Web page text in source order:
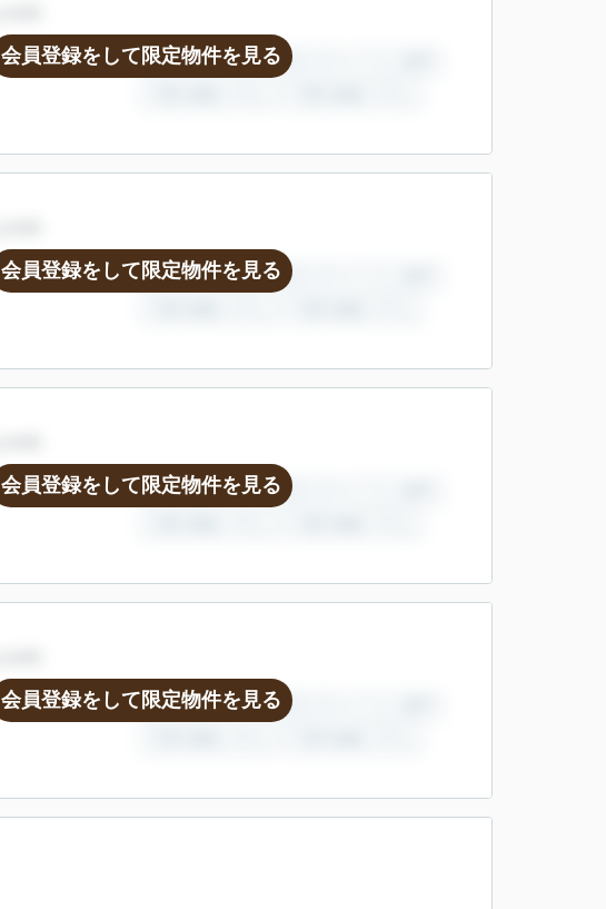
会員登録をして限定物件を見る
会員登録をして限定物件を見る
会員登録をして限定物件を見る
会員登録をして限定物件を見る